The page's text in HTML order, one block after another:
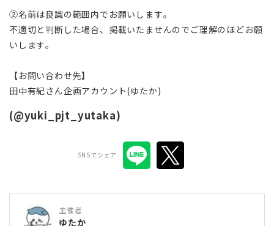
②名前は良識の範囲内でお願いします。
不適切と判断した場合、掲載いたませんのでご理解のほどお願
いします。
【お問い合わせ先】
田中有紀さん企画アカウント(ゆたか)
(@yuki_pjt_yutaka)
SNSでシェア
主催者
ゆたか